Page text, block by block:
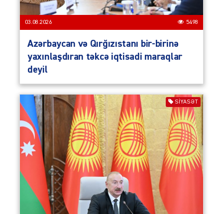
03.08.2026 5498
Azərbaycan və Qırğızıstanı bir-birinə
yaxınlaşdıran təkcə iqtisadi maraqlar
deyil
SIYASƏT